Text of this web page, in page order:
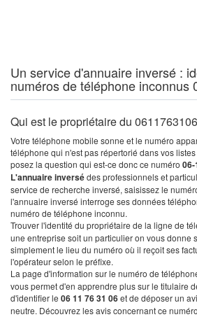
Un service d'annuaire inversé :
numéros de téléphone inconnus
Qui est le propriétaire du
Votre téléphone mobile sonne et le numéro
téléphone qui n'est pas répertorié dans vos
posez la question qui est-ce donc ce numéro
L'annuaire inversédes professionnels et
service de recherche inversé, saisissez le
l'annuaire inversé interroge ses données
numéro de téléphone inconnu.
Trouver l'identité du propriétaire de la ligne de
une entreprise soit un particulier on vous donne
simplement le lieu du numéro où il reçoit ses
l'opérateur selon le préfixe.
La page d'information sur le numéro de
vous permet d'en apprendre plus sur le titulaire
d'identifier le 06 11 76 31 06et de déposer un
neutre. Découvrez les avis concernant ce numéro